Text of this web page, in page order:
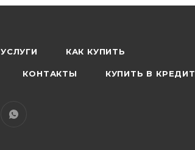
УСЛУГИ КАК КУПИТЬ
КОНТАКТЫ КУПИТЬ В КРЕДИТ